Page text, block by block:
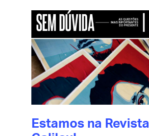
Estamos na Revista